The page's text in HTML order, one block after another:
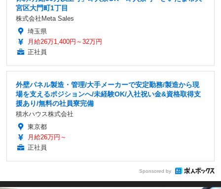
宮区大門町1丁目
株式会社Meta Sales
埼玉県
月給26万1,400円～32万円
正社員
外壁パネル製造・管理/大手メーカーで安定勤務/製造から現
場を支えるポジションへ/未経験OK/入社祝い金&資格取得支
援あり/無料の社員寮完備
積水ハウス株式会社
東京都
月給26万円～
正社員
Sponsored by